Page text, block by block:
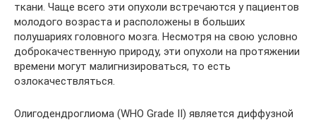
ткани. Чаще всего эти опухоли встречаются у пациентов
молодого возраста и расположены в больших
полушариях головного мозга. Несмотря на свою условно
доброкачественную природу, эти опухоли на протяжении
времени могут малигнизироваться, то есть
озлокачествляться.
Олигодендроглиома (WHO Grade II) является диффузной